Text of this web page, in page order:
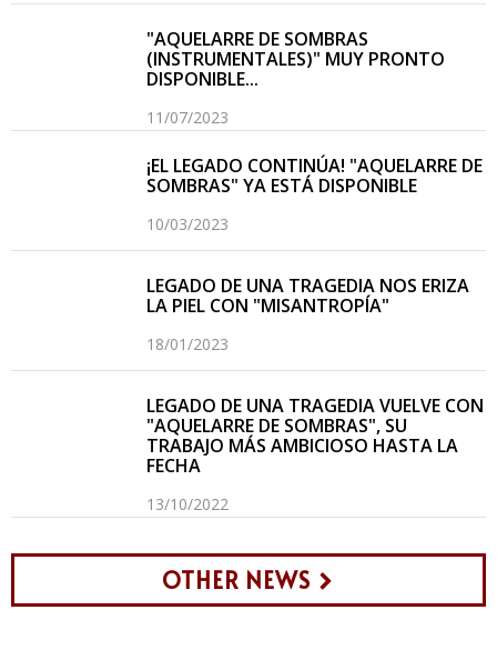
"AQUELARRE DE SOMBRAS
(INSTRUMENTALES)" MUY PRONTO
DISPONIBLE...
11/07/2023
¡EL LEGADO CONTINÚA! "AQUELARRE DE
SOMBRAS" YA ESTÁ DISPONIBLE
10/03/2023
LEGADO DE UNA TRAGEDIA NOS ERIZA
LA PIEL CON "MISANTROPÍA"
18/01/2023
LEGADO DE UNA TRAGEDIA VUELVE CON
"AQUELARRE DE SOMBRAS", SU
TRABAJO MÁS AMBICIOSO HASTA LA
FECHA
13/10/2022
OTHER NEWS